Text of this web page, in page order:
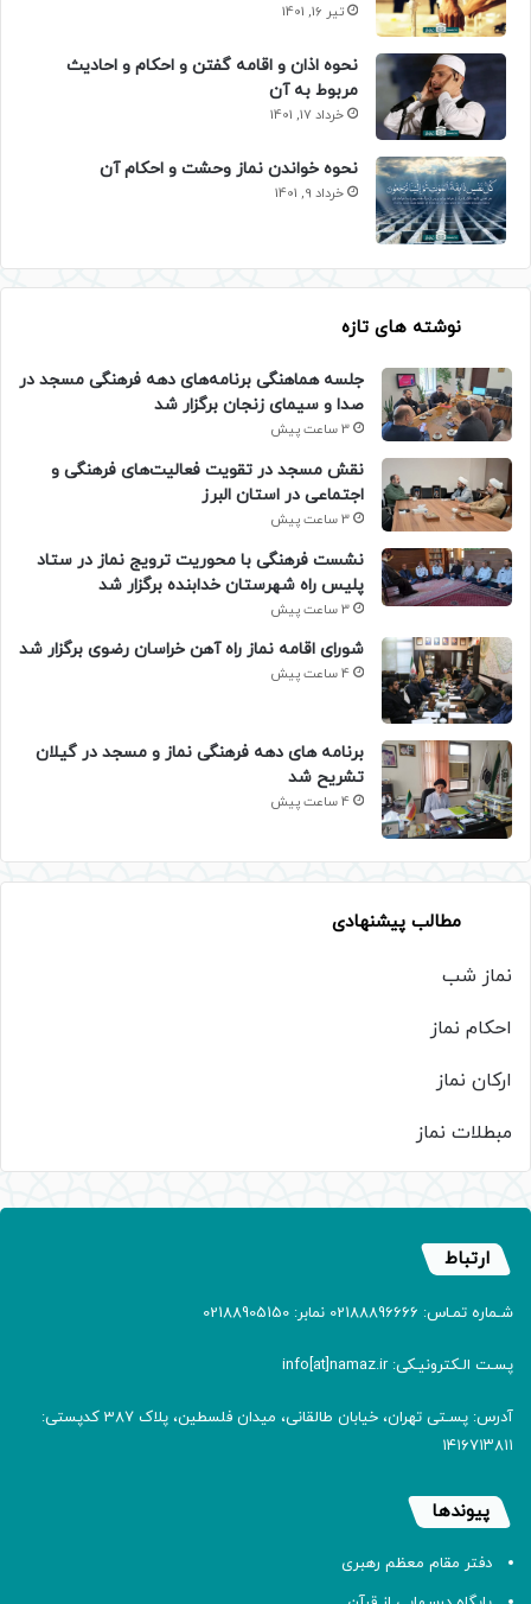
تیر 16, 1401
نحوه اذان و اقامه گفتن و احکام و احادیث
مربوط به آن
خرداد 17, 1401
نحوه خواندن نماز وحشت و احکام آن
خرداد 9, 1401
نوشته های تازه
جلسه هماهنگی برنامه‌های دهه فرهنگی مسجد در
صدا و سیمای زنجان برگزار شد
3 ساعت پیش
نقش مسجد در تقویت فعالیت‌های فرهنگی و
اجتماعی در استان البرز
3 ساعت پیش
نشست فرهنگی با محوریت ترویج نماز در ستاد
پلیس راه شهرستان خدابنده برگزار شد
3 ساعت پیش
شورای اقامه نماز راه آهن خراسان رضوی برگزار شد
4 ساعت پیش
برنامه های دهه فرهنگی نماز و مسجد در گیلان
تشریح شد
4 ساعت پیش
مطالب پیشنهادی
نماز شب
احکام نماز
ارکان نماز
مبطلات نماز
ارتباط
شـماره تمـاس: 02188896666 نمابر: 02188905150
پسـت الـکترونیـکی: info[at]namaz.ir
آدرس: پسـتی تهران، خیابان طالقانی، میدان فلسطین، پلاک 387 کدپستی:
۱۴۱۶۷۱۳۸۱۱
پیوندها
دفتر مقام معظم رهبری